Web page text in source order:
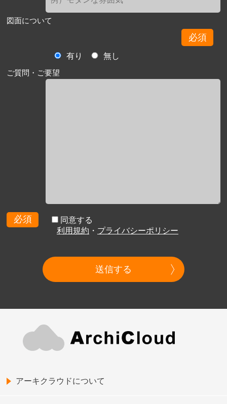
図面について
必須
有り
無し
ご質問・ご要望
必須
同意する
利用規約 ・ プライバシーポリシー
送信する
アーキクラウドについて